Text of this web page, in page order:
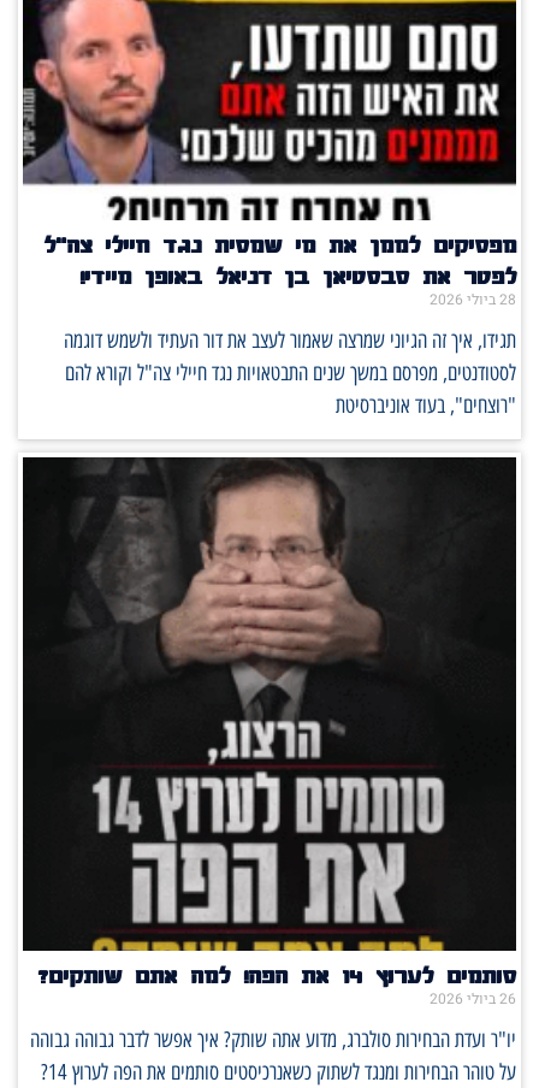
מפסיקים לממן את מי שמסית נגד חיילי צה"ל
לפטר את סבסטיאן בן דניאל באופן מיידי!
28 ביולי 2026
תגידו, איך זה הגיוני שמרצה שאמור לעצב את דור העתיד ולשמש דוגמה
לסטודנטים, מפרסם במשך שנים התבטאויות נגד חיילי צה"ל וקורא להם
"רוצחים", בעוד אוניברסיטת
סותמים לערוץ 14 את הפה! למה אתם שותקים?
26 ביולי 2026
יו"ר ועדת הבחירות סולברג, מדוע אתה שותק? איך אפשר לדבר גבוהה גבוהה
על טוהר הבחירות ומנגד לשתוק כשאנרכיסטים סותמים את הפה לערוץ 14?